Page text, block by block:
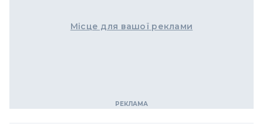
Місце для вашої реклами